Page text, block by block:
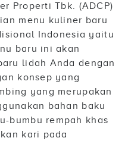
Properti Tbk. (ADCP)
menu kuliner baru
Indonesia yaitu
baru ini akan
lidah Anda dengan
konsep yang
yang merupakan
bahan baku
bumbu rempah khas
kari pada